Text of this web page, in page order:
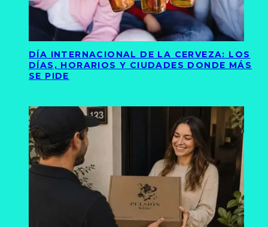
DÍA INTERNACIONAL DE LA CERVEZA: LOS
DÍAS, HORARIOS Y CIUDADES DONDE MÁS
SE PIDE